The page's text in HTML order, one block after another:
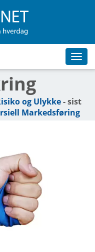
og Ulykke- sist
Markedsføring